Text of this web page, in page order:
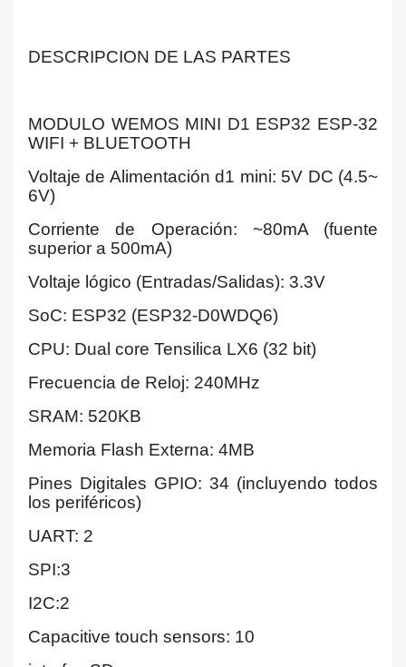
DESCRIPCION DE LAS PARTES
MODULO WEMOS MINI D1 ESP32 ESP-32
WIFI + BLUETOOTH
Voltaje de Alimentación d1 mini: 5V DC (4.5~
6V)
Corriente de Operación: ~80mA (fuente
superior a 500mA)
Voltaje lógico (Entradas/Salidas): 3.3V
SoC: ESP32 (ESP32-D0WDQ6)
CPU: Dual core Tensilica LX6 (32 bit)
Frecuencia de Reloj: 240MHz
SRAM: 520KB
Memoria Flash Externa: 4MB
Pines Digitales GPIO: 34 (incluyendo todos
los periféricos)
UART: 2
SPI:3
I2C:2
Capacitive touch sensors: 10